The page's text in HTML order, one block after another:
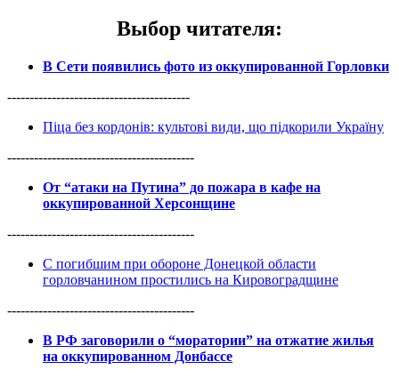
Выбор читателя:
В Сети появились фото из оккупированной Горловки
-----------------------------------------
Піца без кордонів: культові види, що підкорили Україну
------------------------------------------
От “атаки на Путина” до пожара в кафе на
оккупированной Херсонщине
------------------------------------------
С погибшим при обороне Донецкой области
горловчанином простились на Кировоградщине
------------------------------------------
В РФ заговорили о “моратории” на отжатие жилья
на оккупированном Донбассе